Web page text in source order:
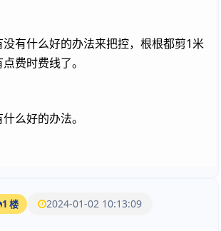
有什么好的办法来把控，根根都剪1米
费时费线了。
么好的办法。
1 楼 2024-01-02 10:13:09